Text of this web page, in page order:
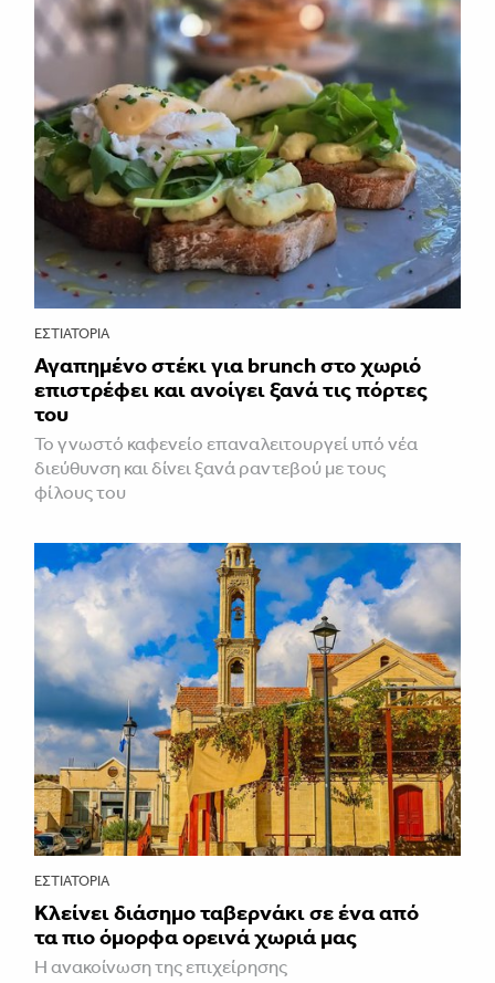
ΕΣΤΙΑΤΌΡΙΑ
Αγαπημένο στέκι για brunch στο χωριό
επιστρέφει και ανοίγει ξανά τις πόρτες
του
Το γνωστό καφενείο επαναλειτουργεί υπό νέα
διεύθυνση και δίνει ξανά ραντεβού με τους
φίλους του
ΕΣΤΙΑΤΌΡΙΑ
Κλείνει διάσημο ταβερνάκι σε ένα από
τα πιο όμορφα ορεινά χωριά μας
Η ανακοίνωση της επιχείρησης